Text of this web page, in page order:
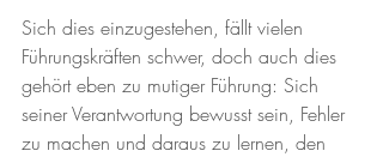
Sich dies einzugestehen, fällt vielen
Führungskräften schwer, doch auch dies
gehört eben zu mutiger Führung: Sich
seiner Verantwortung bewusst sein, Fehler
zu machen und daraus zu lernen, den